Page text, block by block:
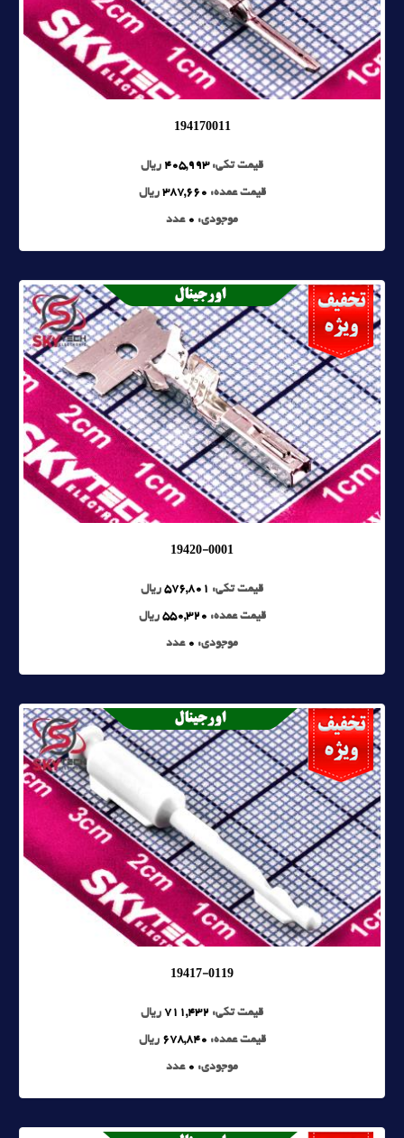
194170011
قیمت تکی:405,993 ریال
قیمت عمده: 387,660 ریال
موجودی: 0 عدد
19420-0001
قیمت تکی: 576,801 ریال
قیمت عمده: 550,320 ریال
موجودی: 0 عدد
19417-0119
قیمت تکی: 711,432 ریال
قیمت عمده: 678,840 ریال
موجودی: 0 عدد